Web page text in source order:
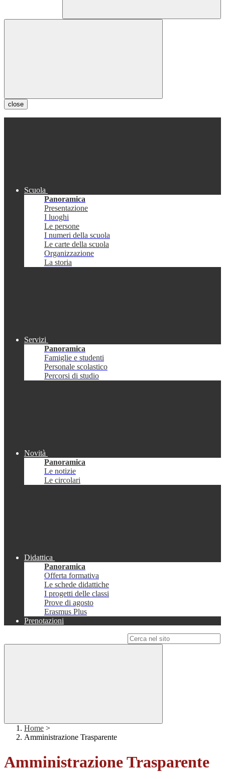
close
Scuola
Panoramica
Presentazione
I luoghi
Le persone
I numeri della scuola
Le carte della scuola
Organizzazione
La storia
Servizi
Panoramica
Famiglie e studenti
Personale scolastico
Percorsi di studio
Novità
Panoramica
Le notizie
Le circolari
Didattica
Panoramica
Offerta formativa
Le schede didattiche
I progetti delle classi
Prove di agosto
Erasmus Plus
Prenotazioni
Home >
Amministrazione Trasparente
Amministrazione Trasparente